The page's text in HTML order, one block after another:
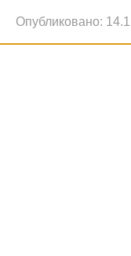
Опубликовано: